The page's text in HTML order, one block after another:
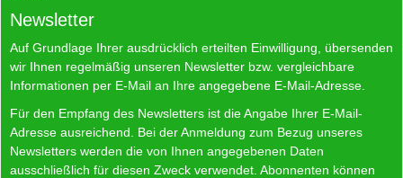
Newsletter
Auf Grundlage Ihrer ausdrücklich erteilten Einwilligung, übersenden
wir Ihnen regelmäßig unseren Newsletter bzw. vergleichbare
Informationen per E-Mail an Ihre angegebene E-Mail-Adresse.
Für den Empfang des Newsletters ist die Angabe Ihrer E-Mail-
Adresse ausreichend. Bei der Anmeldung zum Bezug unseres
Newsletters werden die von Ihnen angegebenen Daten
ausschließlich für diesen Zweck verwendet. Abonnenten können